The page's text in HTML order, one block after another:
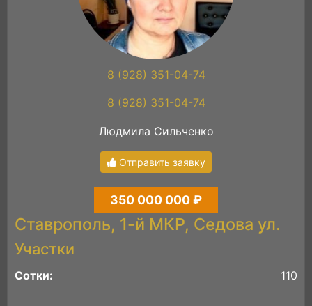
8 (928) 351-04-74
8 (928) 351-04-74
Людмила Сильченко
Отправить заявку
350 000 000 ₽
Ставрополь, 1-й МКР, Седова ул.
Участки
Сотки: 110